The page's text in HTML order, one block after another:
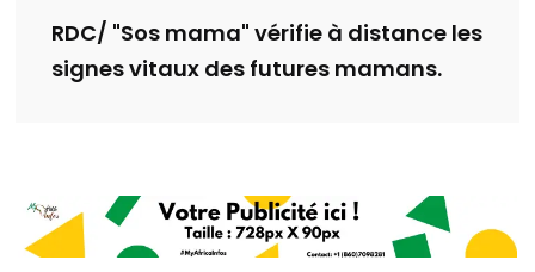
RDC/ "Sos mama" vérifie à distance les
signes vitaux des futures mamans.